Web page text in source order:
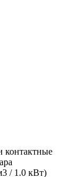
контактные